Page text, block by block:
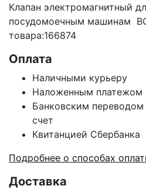
Клапан электромагнитный
посудомоечным машинам
товара:166874
Оплата
Наличными курьеру
Наложенным платежом
Банковским
счет
Квитанцией Сбербанка
Подробнее о способах
Доставка